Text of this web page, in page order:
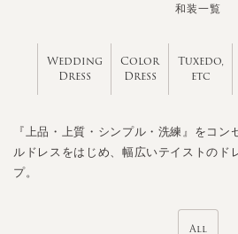
和装一覧
Wedding
Dress
Color
Dress
Tuxedo,
etc
『上品・上質・シンプル・洗練』をコ
ルドレスをはじめ、幅広いテイストのド
プ。
All